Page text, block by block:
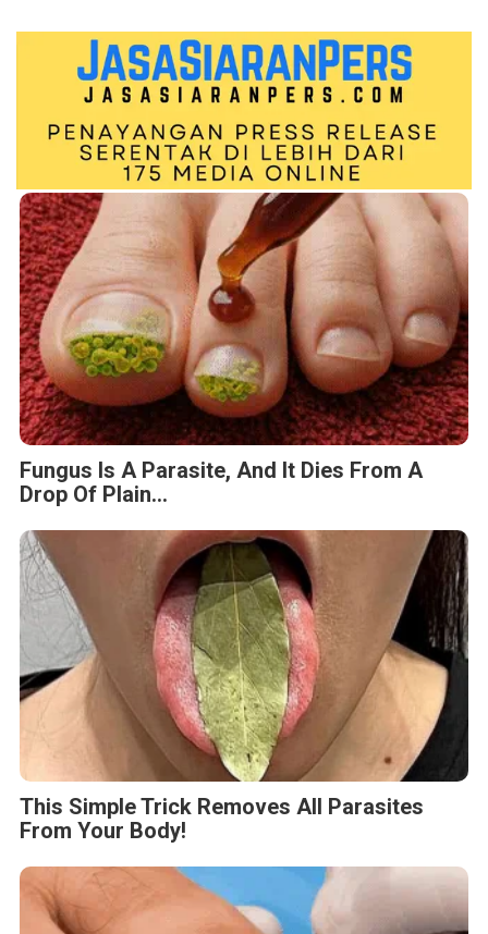
Fungus Is A Parasite, And It Dies From A
Drop Of Plain...
This Simple Trick Removes All Parasites
From Your Body!